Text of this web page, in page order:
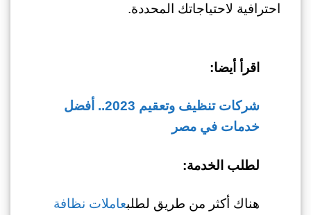
احترافية لاحتياجاتك المحددة.
اقرأ أيضا:
شركات تنظيف وتعقيم 2023.. أفضل
خدمات في مصر
لطلب الخدمة:
هناك أكثر من طريق لطلبعاملات نظافة